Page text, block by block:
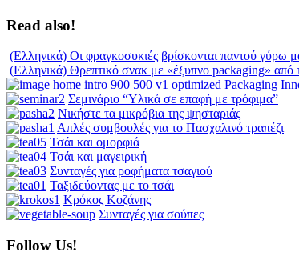
Read also!
(Ελληνικά) Οι φραγκοσυκιές βρίσκονται παντού γύρω
(Ελληνικά) Θρεπτικό σνακ με «έξυπνο packaging»
Packaging
Σεμινάριο “Υλικά σε επαφή με τρόφιμα”
Νικήστε τα μικρόβια της ψησταριάς
Απλές συμβουλές για το Πασχαλινό τραπέζι
Τσάι και ομορφιά
Τσάι και μαγειρική
Συνταγές για ροφήματα τσαγιού
Ταξιδεύοντας με το τσάι
Κρόκος Κοζάνης
Συνταγές για σούπες
Follow Us!